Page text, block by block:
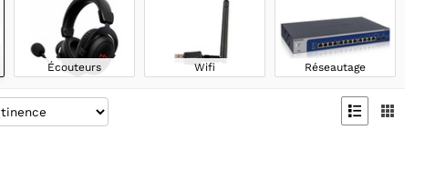
Écouteurs Wifi Réseautage
 